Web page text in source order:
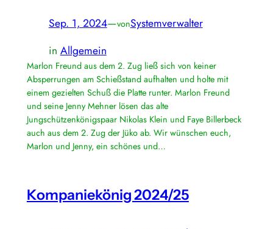
Sep. 1, 2024—vonSystemverwalter
in Allgemein
Marlon Freund aus dem 2. Zug ließ sich von keiner
Absperrungen am Schießstand aufhalten und holte mit
einem gezielten Schuß die Platte runter. Marlon Freund
und seine Jenny Mehner lösen das alte
Jungschützenkönigspaar Nikolas Klein und Faye Billerbeck
auch aus dem 2. Zug der Jüko ab. Wir wünschen euch,
Marlon und Jenny, ein schönes und…
Kompaniekönig 2024/25